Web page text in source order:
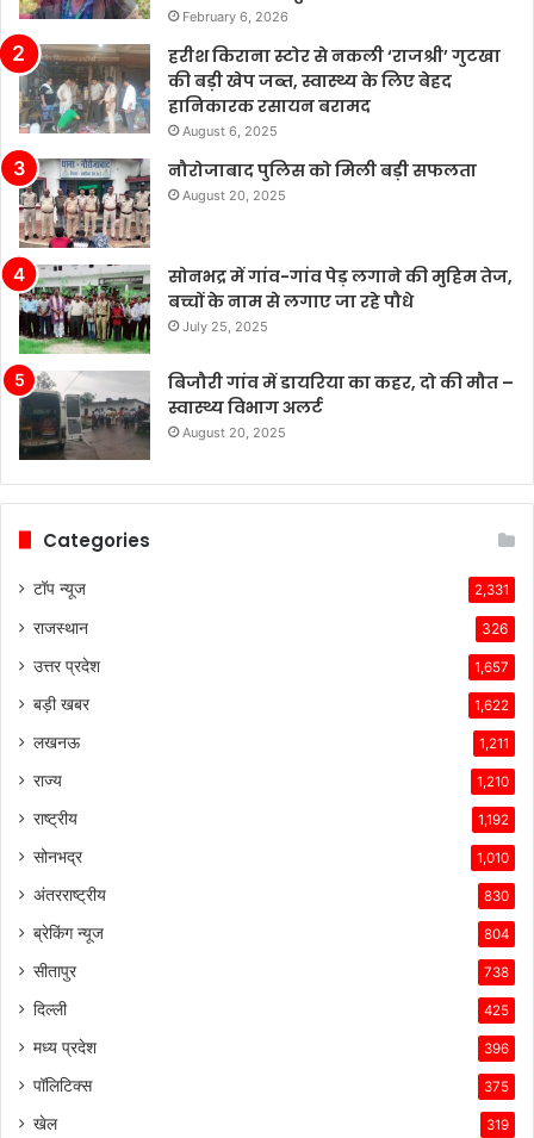
बहुत
ज़्यादा
खर्च
कर
रहे
February 6, 2026
हरीश किराना स्टोर से नकली ‘राजश्री’ गुटखा
की बड़ी खेप जब्त, स्वास्थ्य के लिए बेहद
हानिकारक रसायन बरामद
August 6, 2025
नौरोजाबाद पुलिस को मिली बड़ी सफलता
August 20, 2025
सोनभद्र में गांव-गांव पेड़ लगाने की मुहिम तेज,
बच्चों के नाम से लगाए जा रहे पौधे
July 25, 2025
बिजौरी गांव में डायरिया का कहर, दो की मौत –
स्वास्थ्य विभाग अलर्ट
August 20, 2025
Categories
टॉप न्यूज 2,331
राजस्थान 326
उत्तर प्रदेश 1,657
बड़ी खबर 1,622
लखनऊ 1,211
राज्य 1,210
राष्ट्रीय 1,192
सोनभद्र 1,010
अंतरराष्ट्रीय 830
ब्रेकिंग न्यूज 804
सीतापुर 738
दिल्ली 425
मध्य प्रदेश 396
पॉलिटिक्स 375
खेल 319